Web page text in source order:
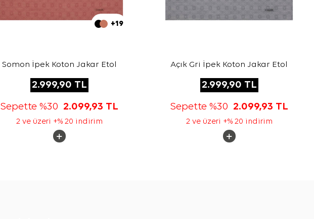
+19
Somon İpek Koton Jakar Etol
2.999,90 TL
Sepette %30 2.099,93 TL
2 ve üzeri +% 20 indirim
Açık Gri İpek Koton Jakar Etol
2.999,90 TL
Sepette %30 2.099,93 TL
2 ve üzeri +% 20 indirim